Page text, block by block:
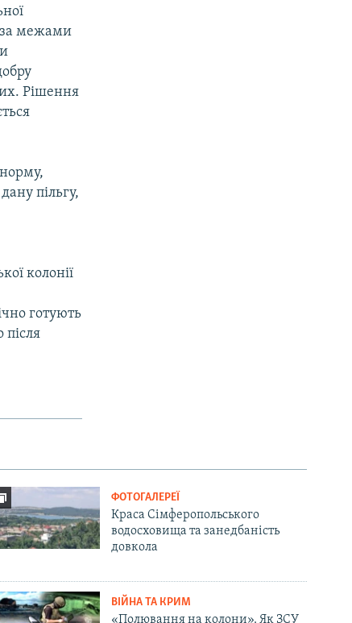
межами
Рішення
пільгу,
колонії
готують
ФОТОГАЛЕРЕЇ
Краса Сімферопольського
водосховища та занедбаність
довкола
ВІЙНА ТА КРИМ
«Полювання на колони». Як ЗСУ